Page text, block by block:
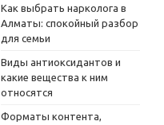
Как выбрать нарколога в
Алматы: спокойный разбор
для семьи
Виды антиоксидантов и
какие вещества к ним
относятся
Форматы контента,